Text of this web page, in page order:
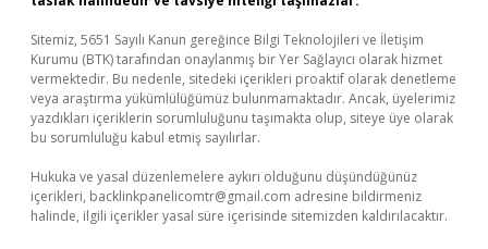
Sitemiz, 5651 Sayılı Kanun gereğince Bilgi Teknolojileri ve İletişim
Kurumu (BTK) tarafından onaylanmış bir Yer Sağlayıcı olarak hizmet
vermektedir. Bu nedenle, sitedeki içerikleri proaktif olarak denetleme
veya araştırma yükümlülüğümüz bulunmamaktadır. Ancak, üyelerimiz
yazdıkları içeriklerin sorumluluğunu taşımakta olup, siteye üye olarak
bu sorumluluğu kabul etmiş sayılırlar.
Hukuka ve yasal düzenlemelere aykırı olduğunu düşündüğünüz
içerikleri, backlinkpanelicomtr@gmail.com adresine bildirmeniz
halinde, ilgili içerikler yasal süre içerisinde sitemizden kaldırılacaktır.